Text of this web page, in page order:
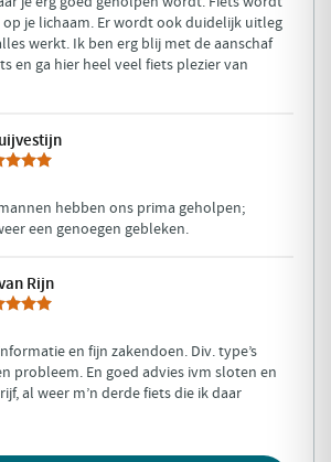
je lichaam. Er wordt ook duidelijk uitleg
werkt. Ik ben erg blij met de aanschaf
en ga hier heel veel fiets plezier van
hebben ons prima geholpen;
een genoegen gebleken.
Rijn
en fijn zakendoen. Div. type’s
probleem. En goed advies ivm sloten en
al weer m’n derde fiets die ik daar